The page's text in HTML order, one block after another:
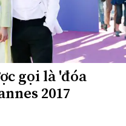
gọi là 'đóa
2017